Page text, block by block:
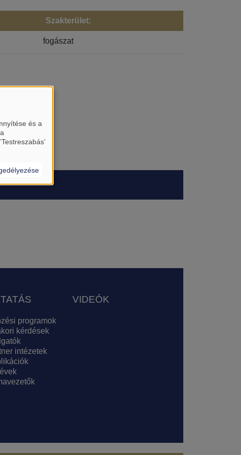
Szakterület:
fogászat
programok
kérdések
intézetek
VIDEÓK
és a